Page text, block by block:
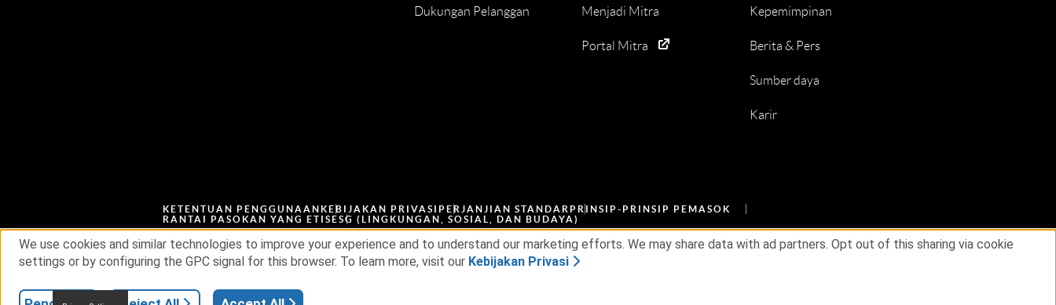
Dukungan Pelanggan Menjadi Mitra
Portal Mitra
Kepemimpinan
Berita & Pers
Sumber daya
Karir
KETENTUAN PENGGUNAAN KEBIJAKAN PRIVASI PERJANJIAN STANDAR PRINSIP-PRINSIP PEMASOK
RANTAI PASOKAN YANG ETISESG (LINGKUNGAN, SOSIAL, DAN BUDAYA)
© 2026 RSA Security USA LLC atau afiliasinya. Hak cipta dilindungi undang-undang.
We use cookies and similar technologies to improve your experience and to understand our marketing efforts. We may share data with ad partners. Opt out of this sharing via cookie
settings or by configuring the GPC signal for this browser. To learn more, visit our Kebijakan Privasi